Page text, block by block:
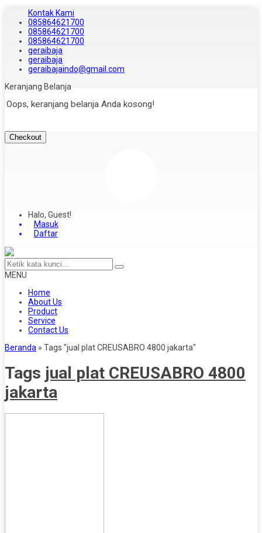
Kontak Kami
085864621700
085864621700
085864621700
geraibaja
geraibaja
geraibajaindo@gmail.com
Keranjang Belanja
Oops, keranjang belanja Anda kosong!
Checkout
Halo, Guest!
Masuk
Daftar
MENU
Home
About Us
Product
Service
Contact Us
Beranda » Tags "jual plat CREUSABRO 4800 jakarta"
Tags jual plat CREUSABRO 4800
jakarta